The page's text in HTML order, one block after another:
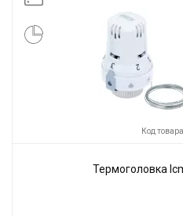
Код
Термоголовка